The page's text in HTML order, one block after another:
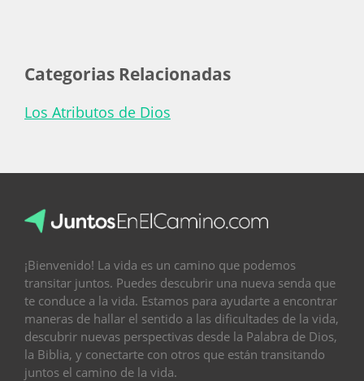
Categorias Relacionadas
Los Atributos de Dios
¡Bienvenido! La vida es un camino que podemos
transitar juntos. Puedes descubrir una nueva senda que
te conduce a la vida. Estamos para ayudarte a encontrar
maneras de hallar el sentido a las dificultades de la vida,
descubrir nuevas perspectivas desde la Palabra de Dios,
la Biblia, y conectarte con otros que están transitando
juntos el camino de la vida.